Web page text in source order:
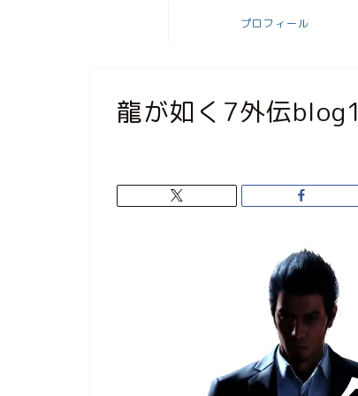
プロフィール
龍が如く7外伝blog1